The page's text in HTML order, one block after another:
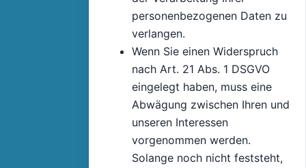
personenbezogenen Daten zu
verlangen.
Wenn Sie einen Widerspruch
nach Art. 21 Abs. 1 DSGVO
eingelegt haben, muss eine
Abwägung zwischen Ihren und
unseren Interessen
vorgenommen werden.
Solange noch nicht feststeht,